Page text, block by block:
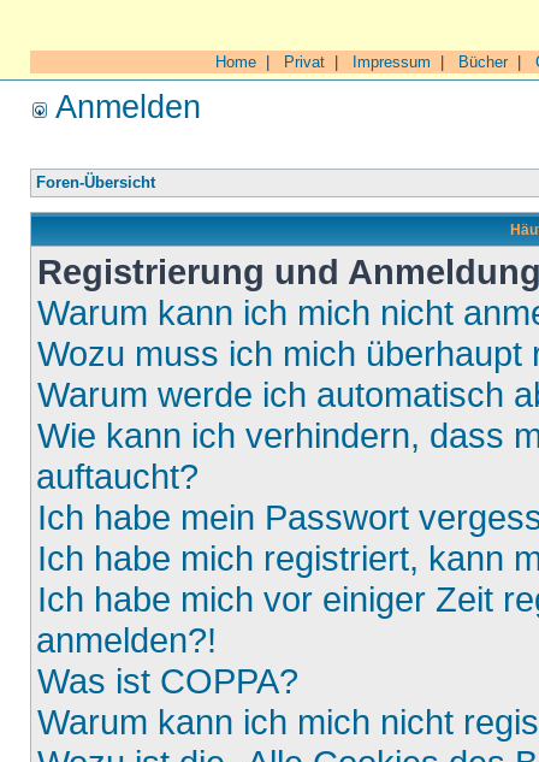
Home Privat Impressum Bücher|
Anmelden
Foren-Übersicht
Registrierung und
Warum kann ich mich nicht
Wozu muss ich mich überhaupt
Warum werde ich automatisch
Wie kann ich verhindern, dass
auftaucht?
Ich habe mein Passwort
Ich habe mich registriert, kann
Ich habe mich vor einiger Zeit
anmelden?!
Was ist COPPA?
Warum kann ich mich nicht